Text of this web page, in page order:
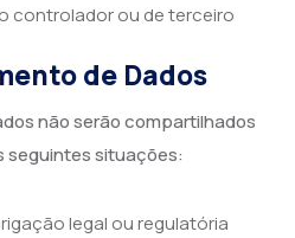
controlador ou de terceiro
de Dados
não serão compartilhados
seguintes situações:
legal ou regulatória